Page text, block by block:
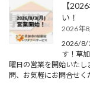
【
い！
2026年
2026/8/
す！草
曜日の営業を開始いた
問、お気軽にお問合せ